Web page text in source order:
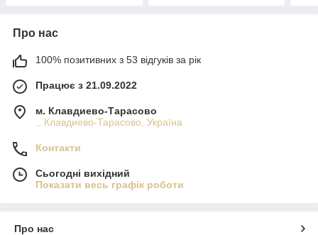
Про нас
100% позитивних з 53 відгуків за рік
Працює з 21.09.2022
м. Клавдиево-Тарасово
., Клавдиево-Тарасово, Україна
Контакти
Сьогодні вихідний
Показати весь графік роботи
Про нас